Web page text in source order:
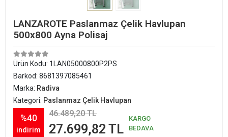
LANZAROTE Paslanmaz Çelik Havlupan
500x800 Ayna Polisaj
Ürün Kodu: 1LAN05000800P2PS
Barkod: 8681397085461
Marka: Radiva
Kategori: Paslanmaz Çelik Havlupan
%40
indirim
46.489,20 TL
27.699,82 TL
KARGO
BEDAVA